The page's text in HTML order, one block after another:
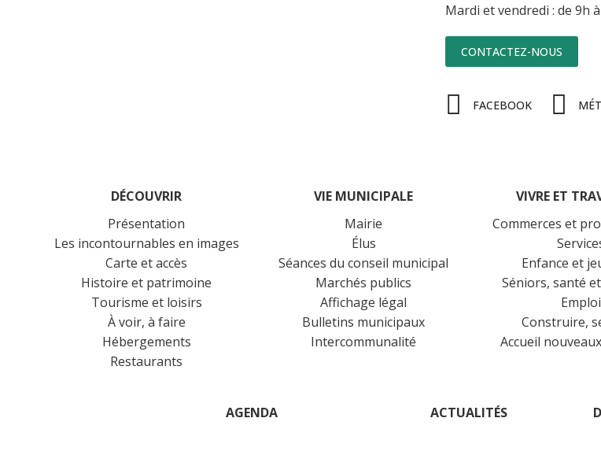
Mardi et vendredi : de 9h
CONTACTEZ-NOUS
FACEBOOK
DÉCOUVRIR
Présentation
Les incontournables en images
Carte et accès
Histoire et patrimoine
Tourisme et loisirs
À voir, à faire
Hébergements
Restaurants
VIE MUNICIPALE
Mairie
Élus
Séances du conseil municipal
Marchés publics
Affichage légal
Bulletins municipaux
Intercommunalité
VIVRE ET
Commerces et
Enfance et
Séniors, santé
Emploi
Construire,
Accueil
AGENDA ACTUALITÉS